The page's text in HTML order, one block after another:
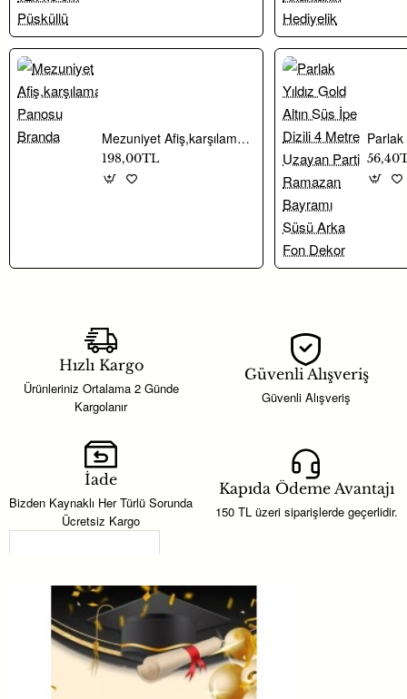
Mezuniyet Afiş,karşılama Panosu Branda
198,00TL
Hızlı Kargo
Ürünleriniz Ortalama 2 Günde
Kargolanır
Güvenli Alışveriş
Güvenli Alışveriş
İade
Bizden Kaynaklı Her Türlü Sorunda
Ücretsiz Kargo
Kapıda Ödeme Avantajı
150 TL üzeri siparişlerde geçerlidir.